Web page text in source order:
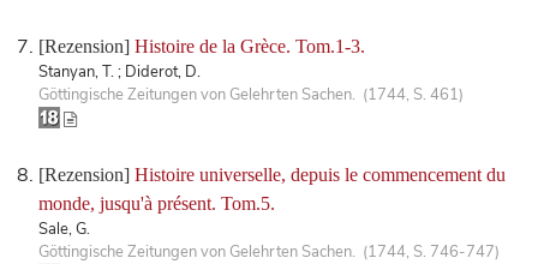
[Rezension] Histoire de la Grèce. Tom.1-3.
Stanyan, T. ; Diderot, D.
Göttingische Zeitungen von Gelehrten Sachen. (1744, S. 461)
[Rezension] Histoire universelle, depuis le commencement du
monde, jusqu'à présent. Tom.5.
Sale, G.
Göttingische Zeitungen von Gelehrten Sachen. (1744, S. 746-747)